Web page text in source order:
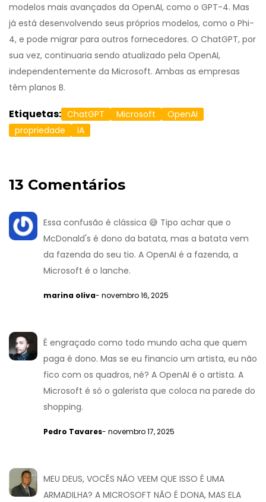
modelos mais avançados da OpenAI, como o GPT-4. Mas
já está desenvolvendo seus próprios modelos, como o Phi-
4, e pode migrar para outros fornecedores. O ChatGPT, por
sua vez, continuaria sendo atualizado pela OpenAI,
independentemente da Microsoft. Ambas as empresas
têm planos B.
Etiquetas: ChatGPT Microsoft
OpenAI
propriedade
IA
13 Comentários
Essa confusão é clássica 😅 Tipo achar que o
McDonald's é dono da batata, mas a batata vem
da fazenda do seu tio. A OpenAI é a fazenda, a
Microsoft é o lanche.
marina oliva- novembro 16, 2025
É engraçado como todo mundo acha que quem
paga é dono. Mas se eu financio um artista, eu não
fico com os quadros, né? A OpenAI é o artista. A
Microsoft é só o galerista que coloca na parede do
shopping.
Pedro Tavares- novembro 17, 2025
MEU DEUS, VOCÊS NÃO VEEM QUE ISSO É UMA
ARMADILHA? A MICROSOFT NÃO É DONA, MAS ELA